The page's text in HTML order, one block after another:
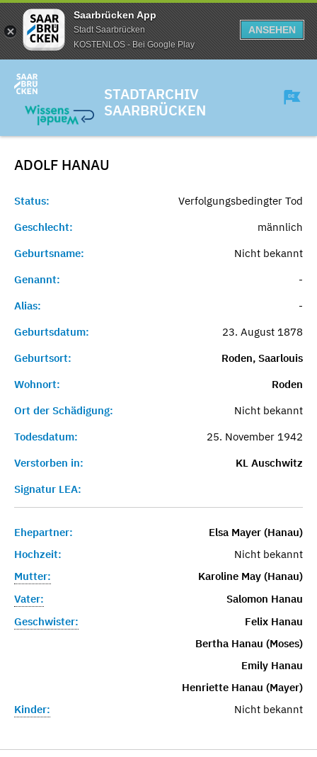
Saarbrücken App
Stadt Saarbrücken
KOSTENLOS - Bei Google Play
ANSEHEN
STADTARCHIV
SAARBRÜCKEN
ADOLF HANAU
Status:
Verfolgungsbedingter Tod
Geschlecht:
männlich
Geburtsname:
Nicht bekannt
Genannt:
-
Alias:
-
Geburtsdatum:
23. August 1878
Geburtsort:
Roden, Saarlouis
Wohnort:
Roden
Ort der Schädigung:
Nicht bekannt
Todesdatum:
25. November 1942
Verstorben in:
KL Auschwitz
Signatur LEA:
Ehepartner:
Elsa Mayer (Hanau)
Hochzeit:
Nicht bekannt
Mutter:
Karoline May (Hanau)
Vater:
Salomon Hanau
Geschwister:
Felix Hanau
Bertha Hanau (Moses)
Emily Hanau
Henriette Hanau (Mayer)
Kinder:
Nicht bekannt